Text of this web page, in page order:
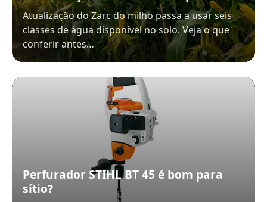
Atualização do Zarc do milho passa a usar seis
classes de água disponível no solo. Veja o que
conferir antes…
Perfurador STIHL BT 45 é bom para
sítio?